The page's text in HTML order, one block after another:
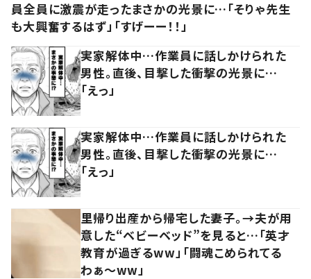
員全員に激震が走ったまさかの光景に…「そりゃ先生
も大興奮するはず」「すげーー！！」
実家解体中…作業員に話しかけられた
男性。直後、目撃した衝撃の光景に…
「えっ」
実家解体中…作業員に話しかけられた
男性。直後、目撃した衝撃の光景に…
「えっ」
里帰り出産から帰宅した妻子。→夫が用
意した“ベビーベッド”を見ると…「英才
教育が過ぎるww」「闘魂こめられてる
わぁ～ww」